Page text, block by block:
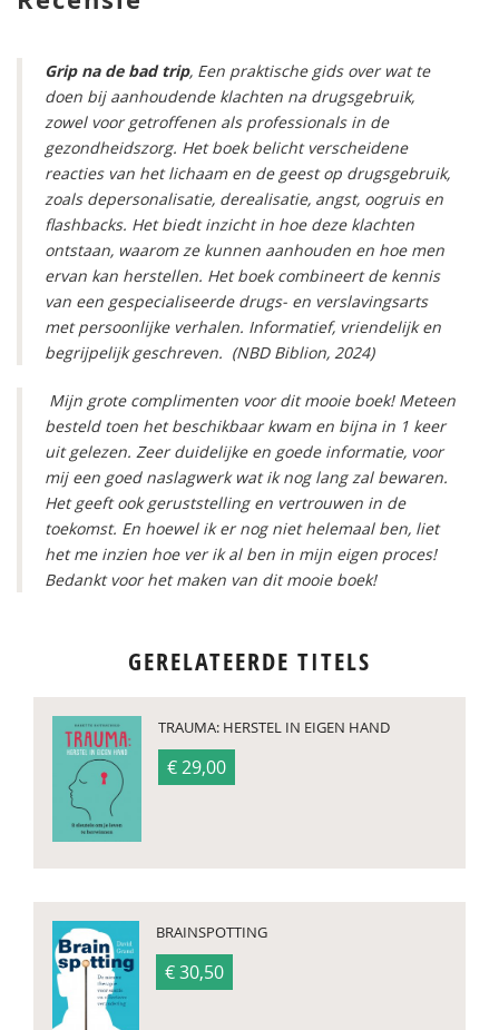
Grip na de bad trip, Een praktische gids over wat te
doen bij aanhoudende klachten na drugsgebruik,
zowel voor getroffenen als professionals in de
gezondheidszorg. Het boek belicht verscheidene
reacties van het lichaam en de geest op drugsgebruik,
zoals depersonalisatie, derealisatie, angst, oogruis en
flashbacks. Het biedt inzicht in hoe deze klachten
ontstaan, waarom ze kunnen aanhouden en hoe men
ervan kan herstellen. Het boek combineert de kennis
van een gespecialiseerde drugs- en verslavingsarts
met persoonlijke verhalen. Informatief, vriendelijk en
begrijpelijk geschreven. (NBD Biblion, 2024)
Mijn grote complimenten voor dit mooie boek! Meteen
besteld toen het beschikbaar kwam en bijna in 1 keer
uit gelezen. Zeer duidelijke en goede informatie, voor
mij een goed naslagwerk wat ik nog lang zal bewaren.
Het geeft ook geruststelling en vertrouwen in de
toekomst. En hoewel ik er nog niet helemaal ben, liet
het me inzien hoe ver ik al ben in mijn eigen proces!
Bedankt voor het maken van dit mooie boek!
GERELATEERDE TITELS
TRAUMA: HERSTEL IN EIGEN HAND
€ 29,00
BRAINSPOTTING
€ 30,50